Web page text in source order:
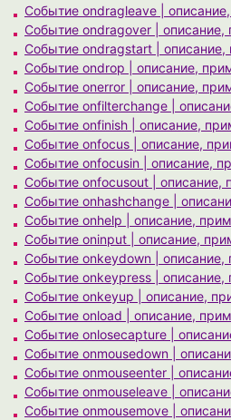
Событие ondragleave |
Событие ondragover |
Событие ondragstart |
Событие ondrop | описание,
Событие onerror | описание,
Событие onfilterchange |
Событие onfinish | описание,
Событие onfocus | описание,
Событие onfocusin | описание,
Событие onfocusout | описание,
Событие onhashchange |
Событие onhelp | описание,
Событие oninput | описание,
Событие onkeydown |
Событие onkeypress |
Событие onkeyup | описание,
Событие onload | описание,
Событие onlosecapture |
Событие onmousedown |
Событие onmouseenter |
Событие onmouseleave |
Событие onmousemove |